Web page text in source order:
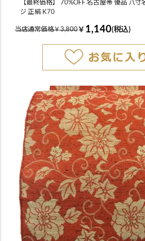
【最終価格】 70%OFF 名古屋帯 優品 八寸
ジ 正絹 K70
当店通常価格￥3,800￥ 1,140(税込)